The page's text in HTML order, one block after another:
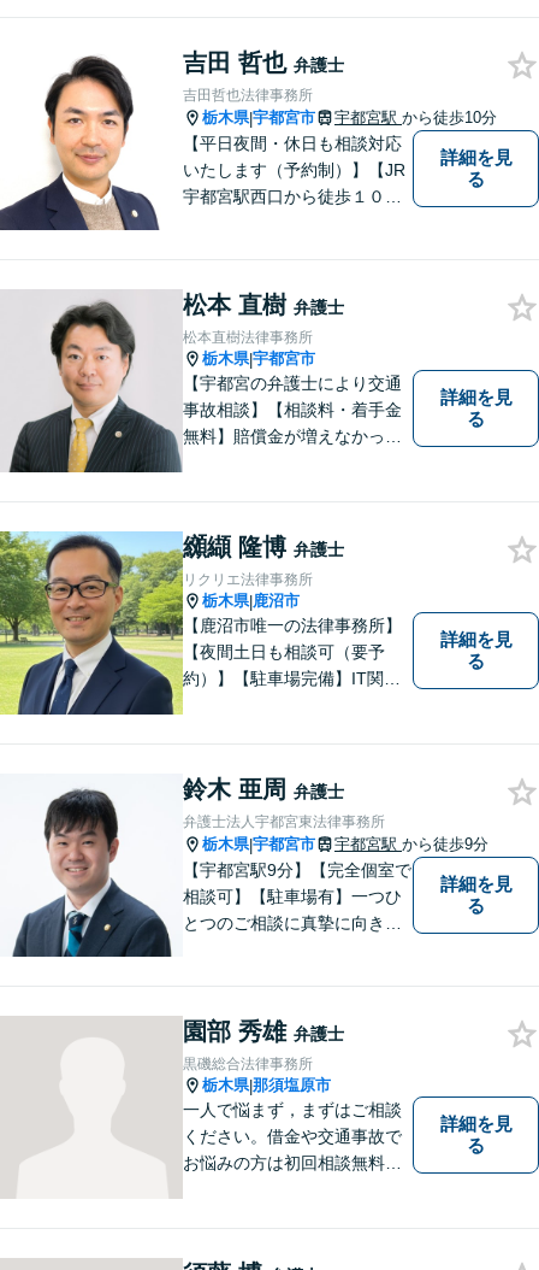
吉田 哲也 弁護士
吉田哲也法律事務所
栃木県|宇都宮市 宇都宮駅 から徒歩10分
【平日夜間・休日も相談対応
いたします（予約制）】【JR
宇都宮駅西口から徒歩１０
に対応いたします。ぜひ一度
ご相談ください。
詳細を見
る
松本 直樹 弁護士
松本直樹法律事務所
栃木県|宇都宮市
【宇都宮の弁護士により交通
事故相談】【相談料・着手金
無料】賠償金が増えなかった
う強い思いから，交通事故問
題に積極的に取り組んでいま
す。お気軽にお問い合わせく
ださい。
詳細を見
る
纐纈 隆博 弁護士
リクリエ法律事務所
栃木県|鹿沼市
【鹿沼市唯一の法律事務所】
【夜間土日も相談可（要予
約）】【駐車場完備】IT関連
せ下さい。
詳細を見
る
鈴木 亜周 弁護士
弁護士法人宇都宮東法律事務所
栃木県|宇都宮市 宇都宮駅 から徒歩9分
【宇都宮駅9分】【完全個室で
相談可】【駐車場有】一つひ
とつのご相談に真摯に向き合
も構いません。 まずはお気軽
にご相談ください。
詳細を見
る
園部 秀雄 弁護士
黒磯総合法律事務所
栃木県|那須塩原市
一人で悩まず，まずはご相談
ください。借金や交通事故で
お悩みの方は初回相談無料で
詳細を見
る